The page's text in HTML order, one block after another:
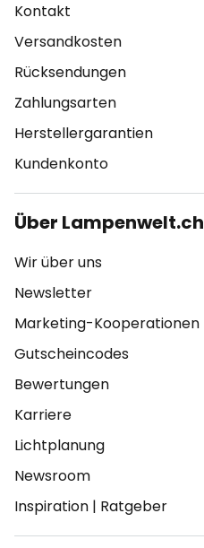
Kontakt
Versandkosten
Rücksendungen
Zahlungsarten
Herstellergarantien
Kundenkonto
Über Lampenwelt.ch
Wir über uns
Newsletter
Marketing-Kooperationen
Gutscheincodes
Bewertungen
Karriere
Lichtplanung
Newsroom
Inspiration | Ratgeber